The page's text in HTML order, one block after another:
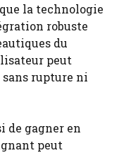
la technologie
robuste
du
peut
sans rupture ni
de gagner en
peut